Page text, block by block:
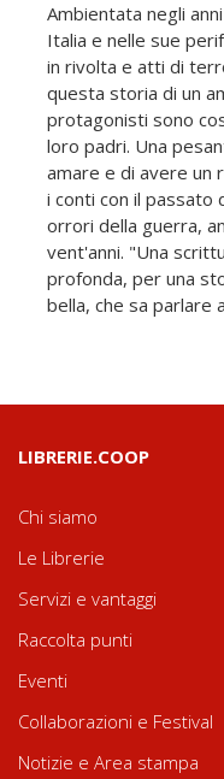
Ambientata negli
Italia e nelle sue
in rivolta e atti di
questa storia di un
protagonisti sono
loro padri. Una
amare e di avere un
i conti con il passato
orrori della guerra,
vent'anni. "Una
profonda, per una
bella, che sa parlare
LIBRERIE.COOP
Chi siamo
Le Librerie
Servizi e vantaggi
Raccolta punti
Eventi
Collaborazioni e Festival
Notizie e Area stampa